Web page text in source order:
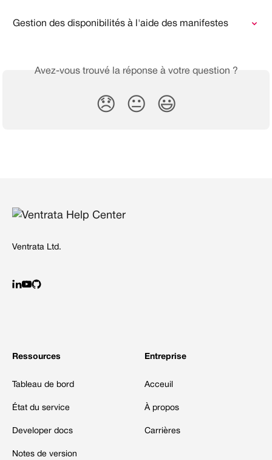
Gestion des disponibilités à l'aide des manifestes
Avez-vous trouvé la réponse à votre question ?
😞 😐 😃
Ventrata Ltd.
Ressources
Tableau de bord
État du service
Developer docs
Notes de version
Entreprise
Acceuil
À propos
Carrières